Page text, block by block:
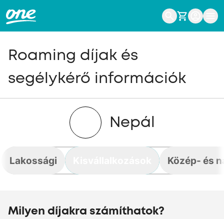
Roaming díjak és
segélykérő információk
Nepál
Lakossági Közép- és
Milyen díjakra számíthatok?